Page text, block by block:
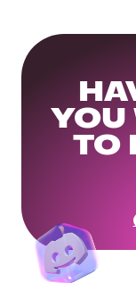
YOU
TO